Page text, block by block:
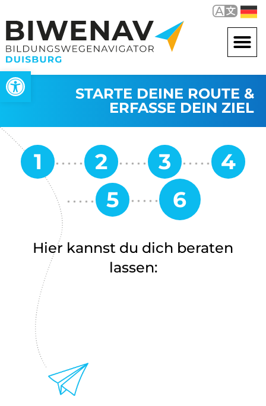
Werkzeugleiste öffnen
STARTE DEINE ROUTE &
ERFASSE DEIN ZIEL
Hier kannst du dich beraten
lassen: